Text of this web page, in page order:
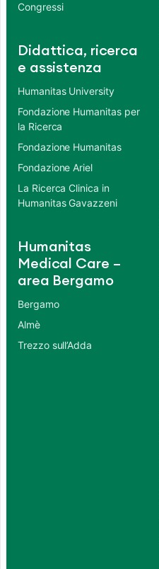
Congressi
Didattica, ricerca
e assistenza
Humanitas University
Fondazione Humanitas per
la Ricerca
Fondazione Humanitas
Fondazione Ariel
La Ricerca Clinica in
Humanitas Gavazzeni
Humanitas
Medical Care –
area Bergamo
Bergamo
Almè
Trezzo sull’Adda